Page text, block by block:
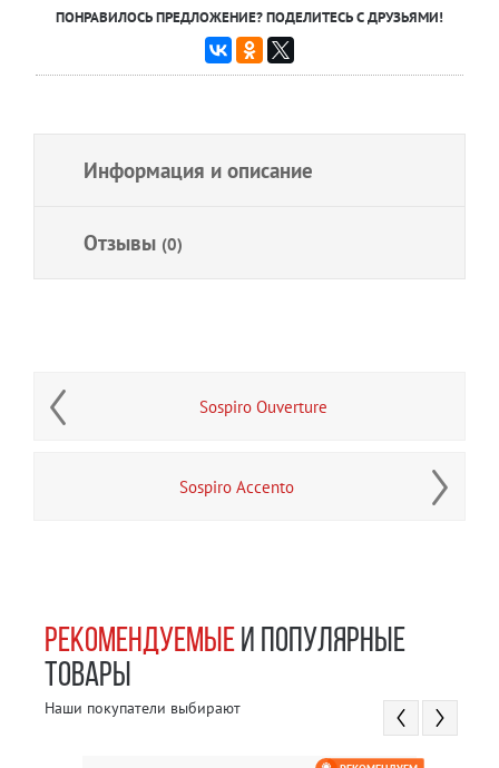
ПОНРАВИЛОСЬ ПРЕДЛОЖЕНИЕ? ПОДЕЛИТЕСЬ С ДРУЗЬЯМИ!
Информация и описание
Отзывы (0)
Sospiro Ouverture
Sospiro Accento
РЕКОМЕНДУЕМЫЕИ ПОПУЛЯРНЫЕ
ТОВАРЫ
Наши покупатели выбирают